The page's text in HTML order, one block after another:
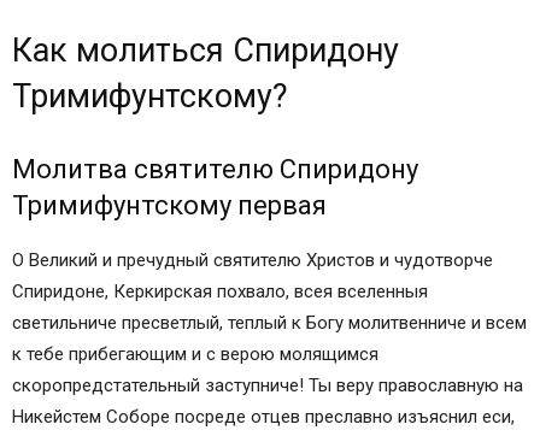
Как молиться Спиридону
Тримифунтскому?
Молитва святителю Спиридону
Тримифунтскому первая
О Великий и пречудный святителю Христов и чудотворче
Спиридоне, Керкирская похвало, всея вселенныя
светильниче пресветлый, теплый к Богу молитвенниче и всем
к тебе прибегающим и с верою молящимся
скоропредстательный заступниче! Ты веру православную на
Никейстем Соборе посреде отцев преславно изъяснил еси,